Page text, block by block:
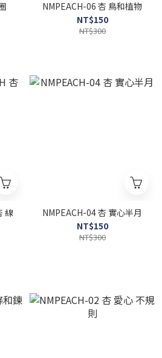
NMPEACH-06 杏 鳥和植物
NT$150
NT$300
線
NMPEACH-04 杏 實心半月
NT$150
NT$300